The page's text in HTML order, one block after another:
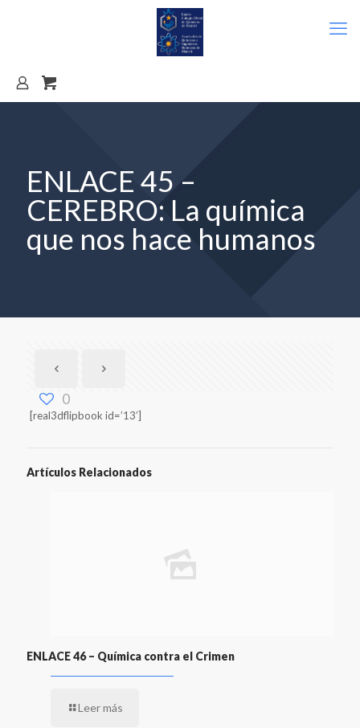
ENLACE 45 –
CEREBRO: La química
que nos hace humanos
0
[real3dflipbook id=’13’]
Artículos Relacionados
ENLACE 46 – Química contra el Crimen
Leer más